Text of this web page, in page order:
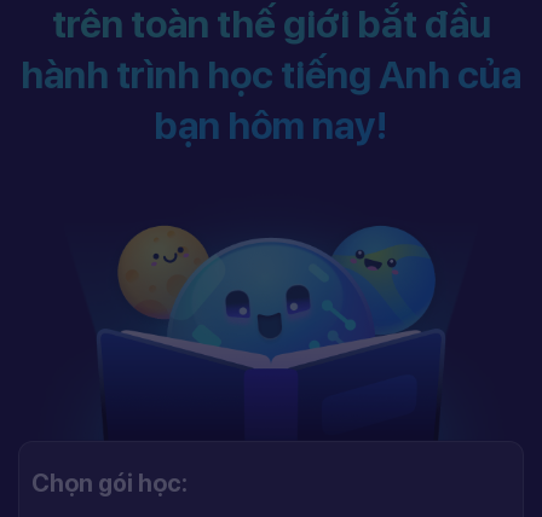
trên toàn thế giới bắt đầu
hành trình học tiếng Anh của
bạn hôm nay!
Chọn gói học: